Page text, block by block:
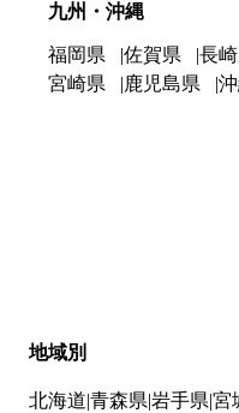
九州・沖縄
福岡県 佐賀県 長
宮崎県
鹿児島県
地域別
北海道 青森県 岩手県 宮